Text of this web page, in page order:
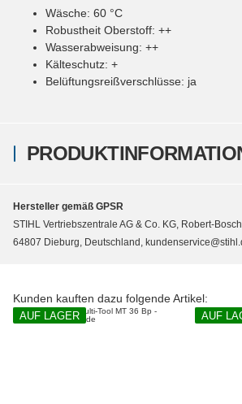
Wäsche: 60 °C
Robustheit Oberstoff: ++
Wasserabweisung: ++
Kälteschutz: +
Belüftungsreißverschlüsse: ja
Hersteller gemäß GPSR
STIHL Vertriebszentrale AG & Co. KG, Robert-
64807 Dieburg, Deutschland,
Kunden kauften dazu folgende Artikel:
AUF LAGER AUF